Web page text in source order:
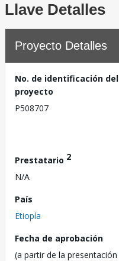
Llave Detalles
Proyecto Detalles
No. de identificación del
proyecto
P508707
Prestatario 2
N/A
País
Etiopía
Fecha de aprobación
(a partir de la presentación